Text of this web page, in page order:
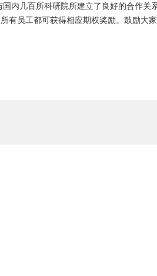
内几百所科研院所建立了良好的合作关
员工都可获得相应期权奖励。鼓励大